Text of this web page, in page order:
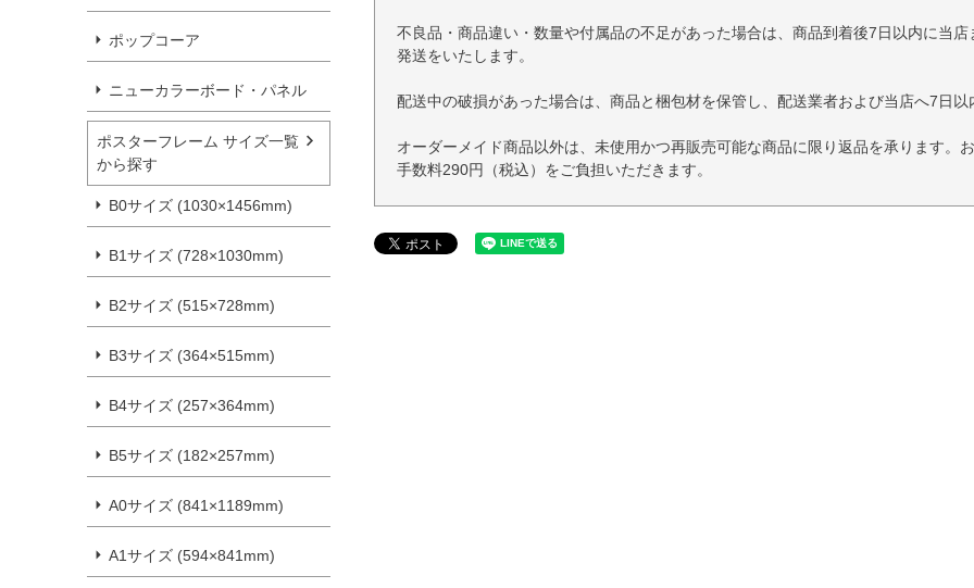
ポップコーア
ニューカラーボード・パネル
ポスターフレーム サイズ一覧
から探す
B0サイズ (1030×1456mm)
B1サイズ (728×1030mm)
B2サイズ (515×728mm)
B3サイズ (364×515mm)
B4サイズ (257×364mm)
B5サイズ (182×257mm)
A0サイズ (841×1189mm)
A1サイズ (594×841mm)
不良品・商品違い・数量や付属品の不足があった場合は、商品到着後7日以内に当
発送をいたします。
配送中の破損があった場合は、商品と梱包材を保管し、配送業者および当店へ7日以
オーダーメイド商品以外は、未使用かつ再販売可能な商品に限り返品を承ります。
手数料290円（税込）をご負担いただきます。